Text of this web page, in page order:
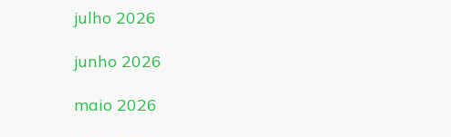
julho 2026
junho 2026
maio 2026